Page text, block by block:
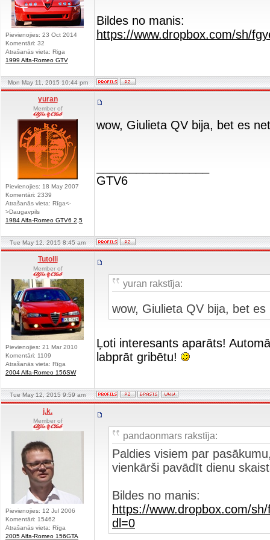
Pievienojies: 23 Oct 2014
Komentāri: 32
Atrašanās vieta: Riga
1999 Alfa-Romeo GTV
Bildes no manis:
https://www.dropbox.com/sh/
Mon May 11, 2015 10:44 pm
yuran
Member of
Pievienojies: 18 May 2007
Komentāri: 2339
Atrašanās vieta: Rīga<-
>Daugavpils
1984 Alfa-Romeo GTV6 2,5
wow, Giulieta QV bija, bet es
GTV6
Tue May 12, 2015 8:45 am
Tutolli
Member of
Pievienojies: 21 Mar 2010
Komentāri: 1109
Atrašanās vieta: Rīga
2004 Alfa-Romeo 156SW
yuran rakstīja:
wow, Giulieta QV bija, bet
Ļoti interesants aparāts!
labprāt gribētu!
Tue May 12, 2015 9:59 am
j.k.
Member of
Pievienojies: 12 Jul 2006
Komentāri: 15462
Atrašanās vieta: Rīga
2005 Alfa-Romeo 156GTA
pandaonmars rakstīja:
Paldies visiem par
vienkārši pavādīt dienu
Bildes no manis:
https://www.dropbox.com/
dl=0